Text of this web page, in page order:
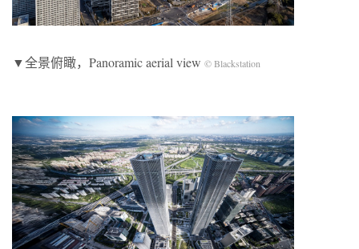
▼全景俯瞰，Panoramic aerial view © Blackstation